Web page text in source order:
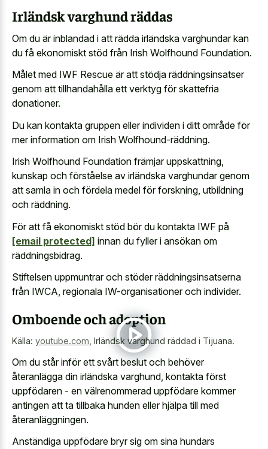
Irländsk varghund räddas
Om du är inblandad i att rädda irländska varghundar kan
du få ekonomiskt stöd från Irish Wolfhound Foundation.
Målet med IWF Rescue är att stödja räddningsinsatser
genom att tillhandahålla ett verktyg för skattefria
donationer.
Du kan kontakta gruppen eller individen i ditt område för
mer information om Irish Wolfhound-räddning.
Irish Wolfhound Foundation främjar uppskattning,
kunskap och förståelse av irländska varghundar genom
att samla in och fördela medel för forskning, utbildning
och räddning.
För att få ekonomiskt stöd bör du kontakta IWF på
[email protected] innan du fyller i ansökan om
räddningsbidrag.
Stiftelsen uppmuntrar och stöder räddningsinsatserna
från IWCA, regionala IW-organisationer och individer.
Omboende och adoption
Källa: youtube.com Irländsk varghund räddad i Tijuana.
Om du står inför ett svårt beslut och behöver
återanlägga din irländska varghund, kontakta först
uppfödaren - en välrenommerad uppfödare kommer
antingen att ta tillbaka hunden eller hjälpa till med
återanläggningen.
Anständiga uppfödare bryr sig om sina hundars